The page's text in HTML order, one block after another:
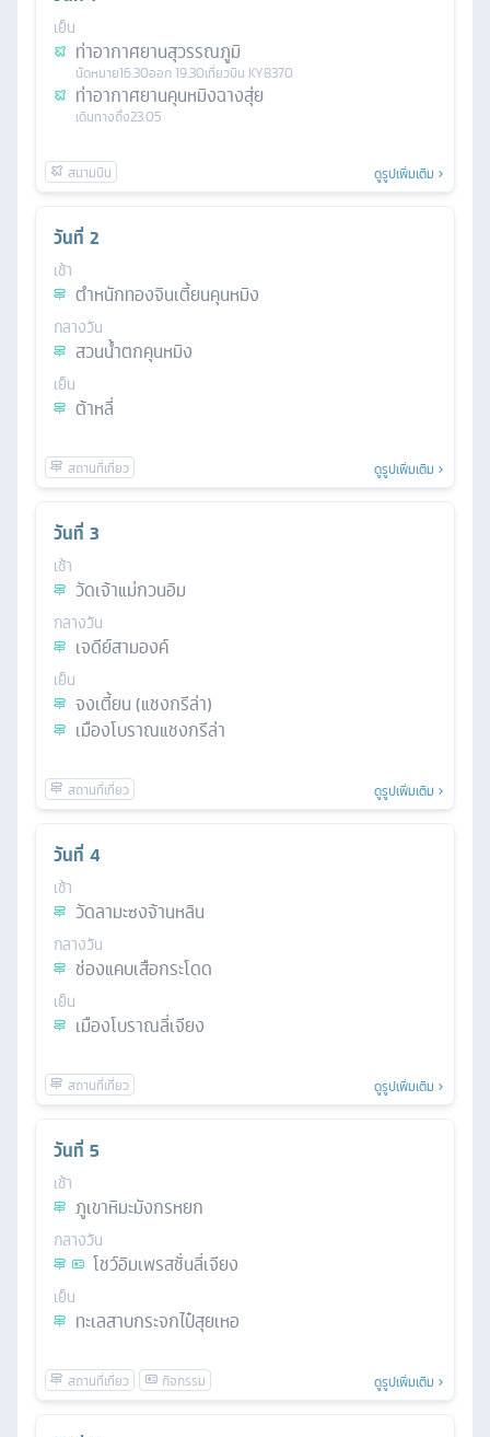
เย็น
ท่าอากาศยานสุวรรณภูมิ
นัดหมาย16.30ออก19.30เที่ยวบิน KY8370
ท่าอากาศยานคุนหมิงฉางสุ่ย
เดินทางถึง23.05
ดูรูปเพิ่มเติม
วันที่ 2
เช้า
ตำหนักทองจินเตี้ยนคุนหมิง
กลางวัน
สวนน้ำตกคุนหมิง
เย็น
ต้าหลี่
ดูรูปเพิ่มเติม
วันที่ 3
เช้า
วัดเจ้าแม่กวนอิม
กลางวัน
เจดีย์สามองค์
เย็น
จงเตี้ยน (แชงกรีล่า)
เมืองโบราณแชงกรีล่า
ดูรูปเพิ่มเติม
วันที่ 4
เช้า
วัดลามะซงจ้านหลิน
กลางวัน
ช่องแคบเสือกระโดด
เย็น
เมืองโบราณลี่เจียง
ดูรูปเพิ่มเติม
วันที่ 5
เช้า
ภูเขาหิมะมังกรหยก
กลางวัน
โชว์อิมเพรสชั่นลี่เจียง
เย็น
ทะเลสาบกระจกไป๋สุยเหอ
ดูรูปเพิ่มเติม